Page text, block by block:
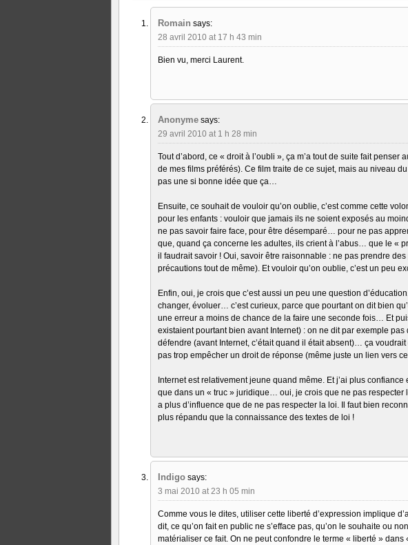
Romain says:
28 avril 2010 at 17 h 43 min
Bien vu, merci Laurent.
Anonyme says:
29 avril 2010 at 1 h 28 min
Tout d’abord, ce « droit à l’oubli », ça m’a tout de suite fait
de mes films préférés). Ce film traite de ce sujet, mais au niveau
pas une si bonne idée que ça…
Ensuite, ce souhait de vouloir qu’on oublie, c’est comme cette
pour les enfants : vouloir que jamais ils ne soient exposés au
ne pas savoir faire face, pour être désemparé… pour ne pas
que, quand ça concerne les adultes, ils crient à l’abus… que le «
il faudrait savoir ! Oui, savoir être raisonnable : ne pas prendre
précautions tout de même). Et vouloir qu’on oublie, c’est un peu
Enfin, oui, je crois que c’est aussi un peu une question
changer, évoluer… c’est curieux, parce que pourtant on dit bien
une erreur a moins de chance de la faire une seconde fois… Et
existaient pourtant bien avant Internet) : on ne dit par exemple pas
défendre (avant Internet, c’était quand il était absent)… ça
pas trop empêcher un droit de réponse (même juste un lien vers
Internet est relativement jeune quand même. Et j’ai plus
que dans un « truc » juridique… oui, je crois que ne pas respecter
a plus d’influence que de ne pas respecter la loi. Il faut bien
plus répandu que la connaissance des textes de loi !
Indigo says:
3 mai 2010 at 23 h 05 min
Comme vous le dites, utiliser cette liberté d’expression implique
dit, ce qu’on fait en public ne s’efface pas, qu’on le souhaite ou
matérialiser ce fait. On ne peut confondre le terme « liberté »